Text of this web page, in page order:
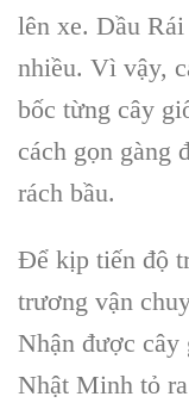
lên xe. Dầu
nhiều. Vì vậy,
bốc từng cây
cách gọn gàng
rách bầu.
Để kịp tiến độ
trương vận
Nhận được cây
Nhật Minh tỏ